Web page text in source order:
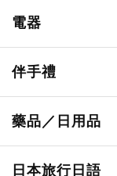
甜點・菓子
人氣店鋪美食
所有
便利商店化妝品
藥妝店化妝品
電器
所有
健康/美容儀器
廚房家電
伴手禮
所有
伴手禮排行榜
藥品／日用品
所有
日本旅行日語